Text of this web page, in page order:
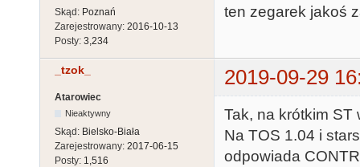
Skąd: Poznań
Zarejestrowany: 2016-10-13
Posty: 3,234
ten zegarek jakoś
_tzok_ 2019-09-29
Atarowiec
Nieaktywny
Skąd: Bielsko-Biała
Zarejestrowany: 2017-06-15
Posty: 1,516
Tak, na krótkim
Na TOS 1.04 i
odpowiada